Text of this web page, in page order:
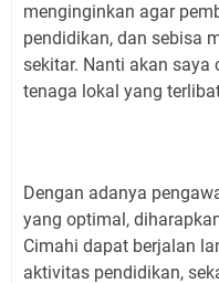
menginginkan agar
pendidikan, dan sebisa
sekitar. Nanti akan saya
tenaga lokal yang
Dengan adanya
yang optimal,
Cimahi dapat berjalan
aktivitas pendidikan,